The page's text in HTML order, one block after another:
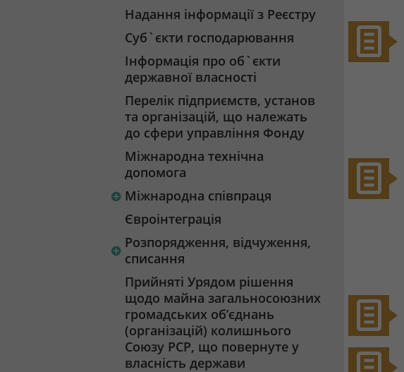
Надання інформації з Реєстру
Суб`єкти господарювання
Інформація про об`єкти
державної власності
Перелік підприємств, установ
та організацій, що належать
до сфери управління Фонду
Міжнародна технічна
допомога
Міжнародна співпраця
Євроінтеграція
Розпорядження, відчуження,
списання
Прийняті Урядом рішення
щодо майна загальносоюзних
громадських об’єднань
(організацій) колишнього
Союзу РСР, що повернуте у
власність держави